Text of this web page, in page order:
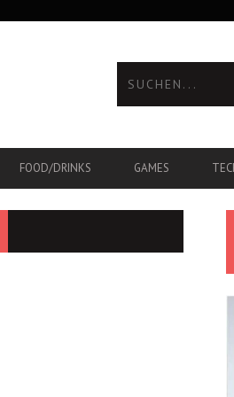
FOOD/DRINKS GAMES